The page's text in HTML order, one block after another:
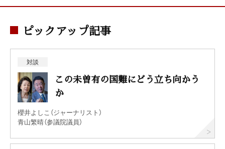
ピックアップ記事
対談
この未曽有の国難にどう立ち向かう
か
櫻井よしこ（ジャーナリスト）
青山繁晴（参議院議員）